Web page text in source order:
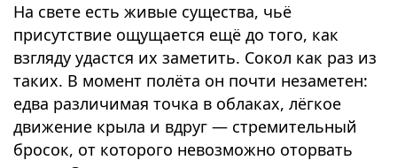
На свете есть живые существа, чьё
присутствие ощущается ещё до того, как
взгляду удастся их заметить. Сокол как раз из
таких. В момент полёта он почти незаметен:
едва различимая точка в облаках, лёгкое
движение крыла и вдруг — стремительный
бросок, от которого невозможно оторвать